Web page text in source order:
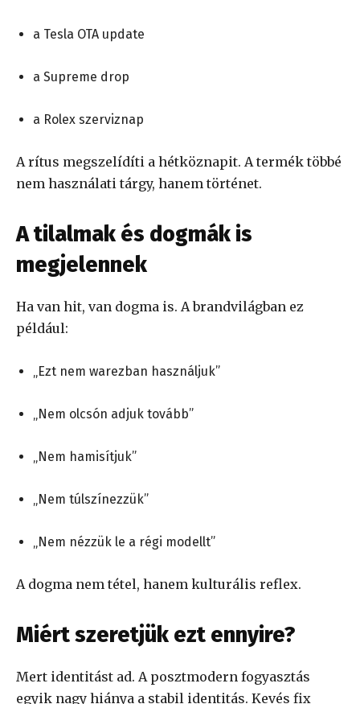
a Tesla OTA update
a Supreme drop
a Rolex szerviznap
A rítus megszelídíti a hétköznapit. A termék többé
nem használati tárgy, hanem történet.
A tilalmak és dogmák is
megjelennek
Ha van hit, van dogma is. A brandvilágban ez
például:
„Ezt nem warezban használjuk”
„Nem olcsón adjuk tovább”
„Nem hamisítjuk”
„Nem túlszínezzük”
„Nem nézzük le a régi modellt”
A dogma nem tétel, hanem kulturális reflex.
Miért szeretjük ezt ennyire?
Mert identitást ad. A posztmodern fogyasztás
egyik nagy hiánya a stabil identitás. Kevés fix